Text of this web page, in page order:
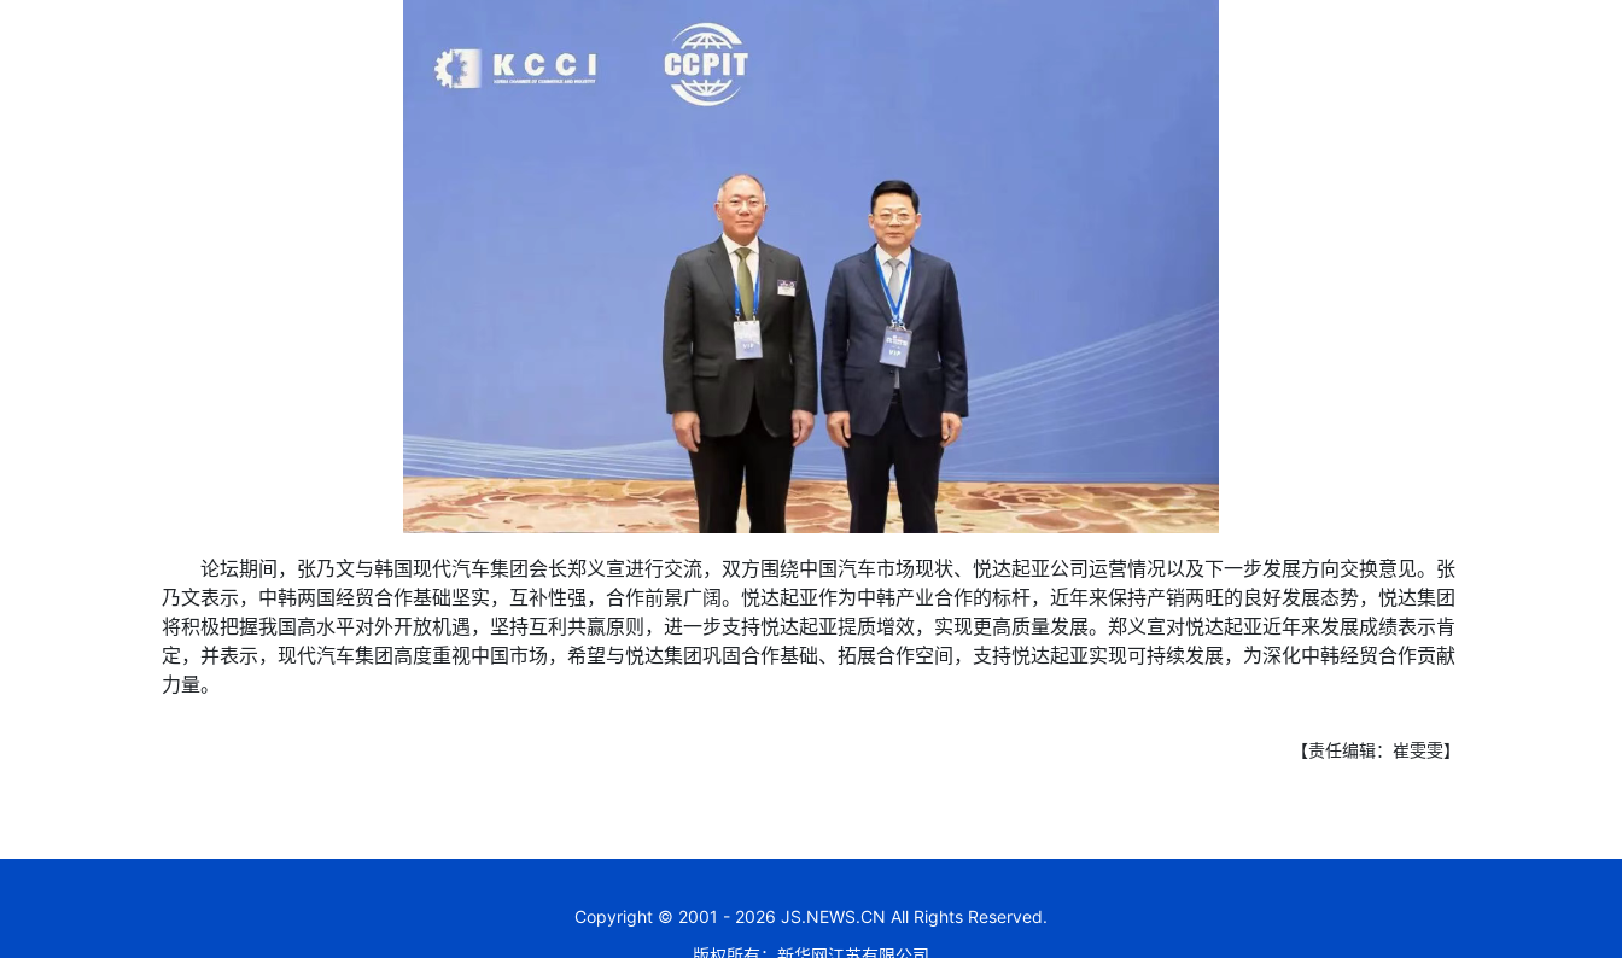
论坛期间，张乃文与韩国现代汽车集团会长郑义宣进行交流，双方围绕中国汽车市场现状、悦达起亚公司运营情况以及下一步发展方向交换意见。张
乃文表示，中韩两国经贸合作基础坚实，互补性强，合作前景广阔。悦达起亚作为中韩产业合作的标杆，近年来保持产销两旺的良好发展态势，悦达集团
将积极把握我国高水平对外开放机遇，坚持互利共赢原则，进一步支持悦达起亚提质增效，实现更高质量发展。郑义宣对悦达起亚近年来发展成绩表示肯
定，并表示，现代汽车集团高度重视中国市场，希望与悦达集团巩固合作基础、拓展合作空间，支持悦达起亚实现可持续发展，为深化中韩经贸合作贡献
力量。
【责任编辑：崔雯雯】
Copyright © 2001 - 2026 JS.NEWS.CN All Rights Reserved.